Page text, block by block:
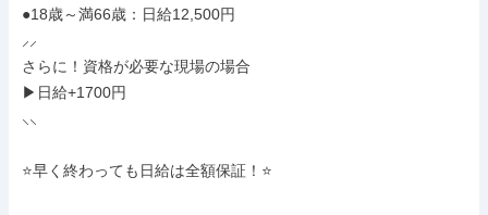
●18歳～満66歳：日給12,500円
⸝⸝
さらに！資格が必要な現場の場合
▶日給+1700円
⸜⸜
⭐早く終わっても日給は全額保証！⭐